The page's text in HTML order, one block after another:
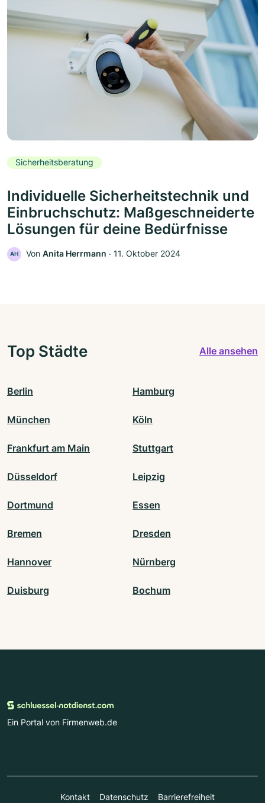
Sicherheitsberatung
Individuelle Sicherheitstechnik und
Einbruchschutz: Maßgeschneiderte
Lösungen für deine Bedürfnisse
AH Von Anita Herrmann ‧ 11. Oktober 2024
Top Städte Alle ansehen
Berlin Hamburg
München Köln
Frankfurt am Main Stuttgart
Düsseldorf Leipzig
Dortmund Essen
Bremen Dresden
Hannover Nürnberg
Duisburg Bochum
Ein Portal von Firmenweb.de
Kontakt Datenschutz Barrierefreiheit